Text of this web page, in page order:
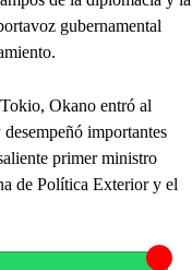
gubernamental
Okano entró al
importantes
primer ministro
de Política Exterior y el